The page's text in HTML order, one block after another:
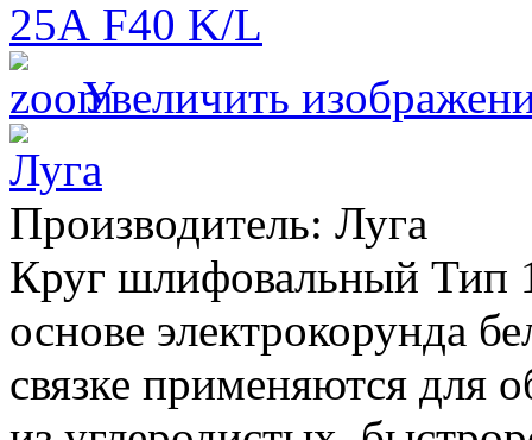
Увеличить
Производитель: Луга
Круг шлифовальный Тип
основе электрокорунда
связке применяются для